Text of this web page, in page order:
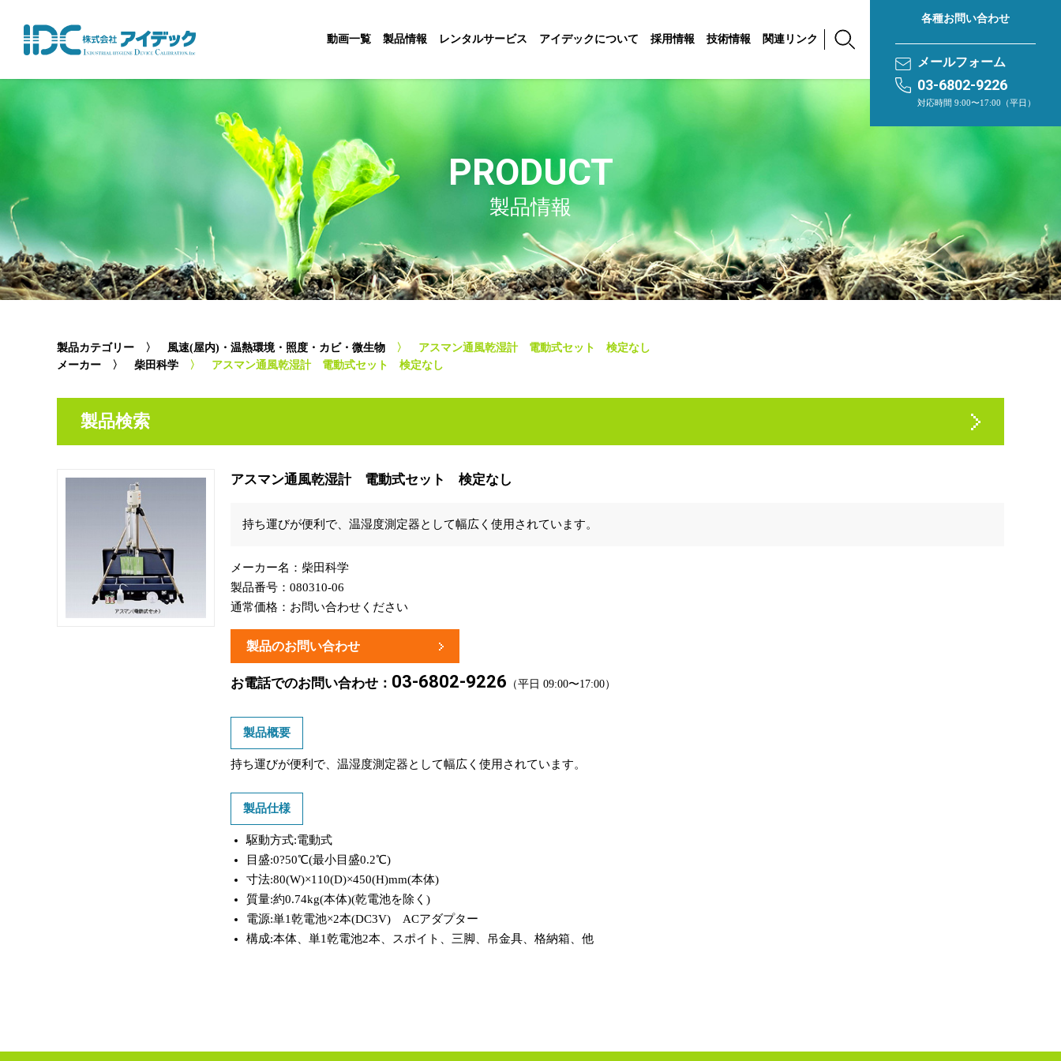
動画一覧 製品情報 レンタルサービス アイデックについて 採用情報 技術情報 関連リンク
各種お問い合わせ
メールフォーム
03-6802-9226
対応時間 9:00〜17:00（平日）
PRODUCT
製品情報
製品カテゴリー 〉 風速(屋内)・温熱環境・照度・カビ・微生物
〉 アスマン通風乾湿計 電動式セット 検定なし
メーカー
〉 柴田科学 〉 アスマン通風乾湿計 電動式セット 検定なし
製品検索
アスマン通風乾湿計 電動式セット 検定なし
持ち運びが便利で、温湿度測定器として幅広く使用されています。
メーカー名： 柴田科学
製品番号：080310-06
通常価格： お問い合わせください
製品のお問い合わせ
お電話でのお問い合わせ： 03-6802-9226 （平日 09:00〜17:00）
製品概要
持ち運びが便利で、温湿度測定器として幅広く使用されています。
製品仕様
駆動方式:電動式
目盛:0?50℃(最小目盛0.2℃)
寸法:80(W)×110(D)×450(H)mm(本体)
質量:約0.74kg(本体)(乾電池を除く)
電源:単1乾電池×2本(DC3V) ACアダプター
構成:本体、単1乾電池2本、スポイト、三脚、吊金具、格納箱、他